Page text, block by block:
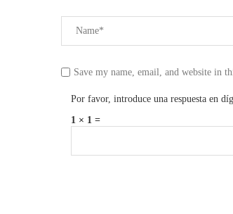
Save my name, email, and website in
Por favor, introduce una respuesta en
1 × 1 =